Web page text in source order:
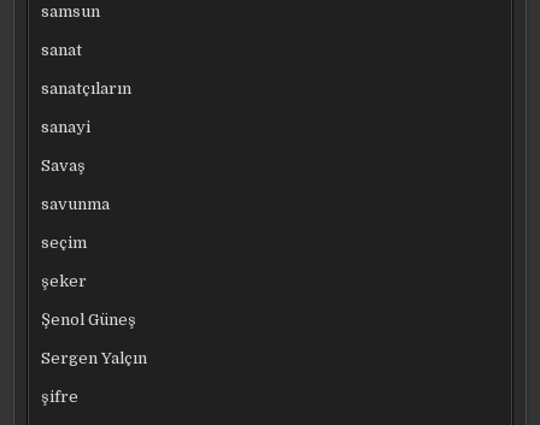
samsun
sanat
sanatçıların
sanayi
Savaş
savunma
seçim
şeker
Şenol Güneş
Sergen Yalçın
şifre